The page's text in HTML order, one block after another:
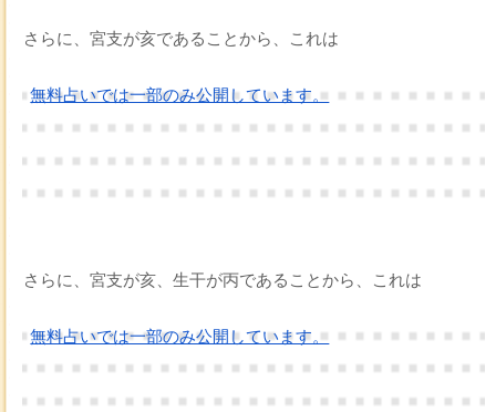
さらに、宮支が亥であることから、これは
無料占いでは一部のみ公開しています。
さらに、宮支が亥、生干が丙であることから、これは
無料占いでは一部のみ公開しています。